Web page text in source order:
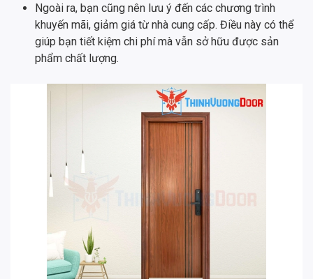
Ngoài ra, bạn cũng nên lưu ý đến các chương trình
khuyến mãi, giảm giá từ nhà cung cấp. Điều này có thể
giúp bạn tiết kiệm chi phí mà vẫn sở hữu được sản
phẩm chất lượng.